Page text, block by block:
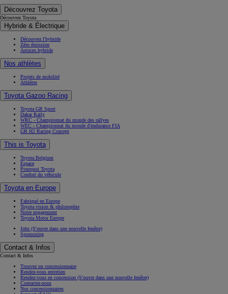
Découvrez Toyota
Découvrez Toyota
Hybride & Électrique
Découvrez l'hybride
Zéro émission
Astuces hybride
Nos athlètes
Projets de mobilité
Athlètes
Toyota Gazoo Racing
Toyota GR Sport
Dakar Rally
WRC - Championnat du monde des rallyes
WEC - Championnat du monde d'endurance FIA
GR H2 Racing Concept
This is Toyota
Toyota Belgium
Espace
Pourquoi Toyota
Confort du véhicule
Toyota en Europe
Fabriqué en Europe
Toyota vision & philosophie
Notre engagement
Toyota Motor Europe
Jobs (S'ouvre dans une nouvelle fenêtre)
Sponsoring
Contact & Infos
Contact & Infos
Trouvez un concessionnaire
Rendez-vous entretien
Rendez-vous en concession (S'ouvre dans une nouvelle fenêtre)
Contactez-nous
Nos concessionnaires